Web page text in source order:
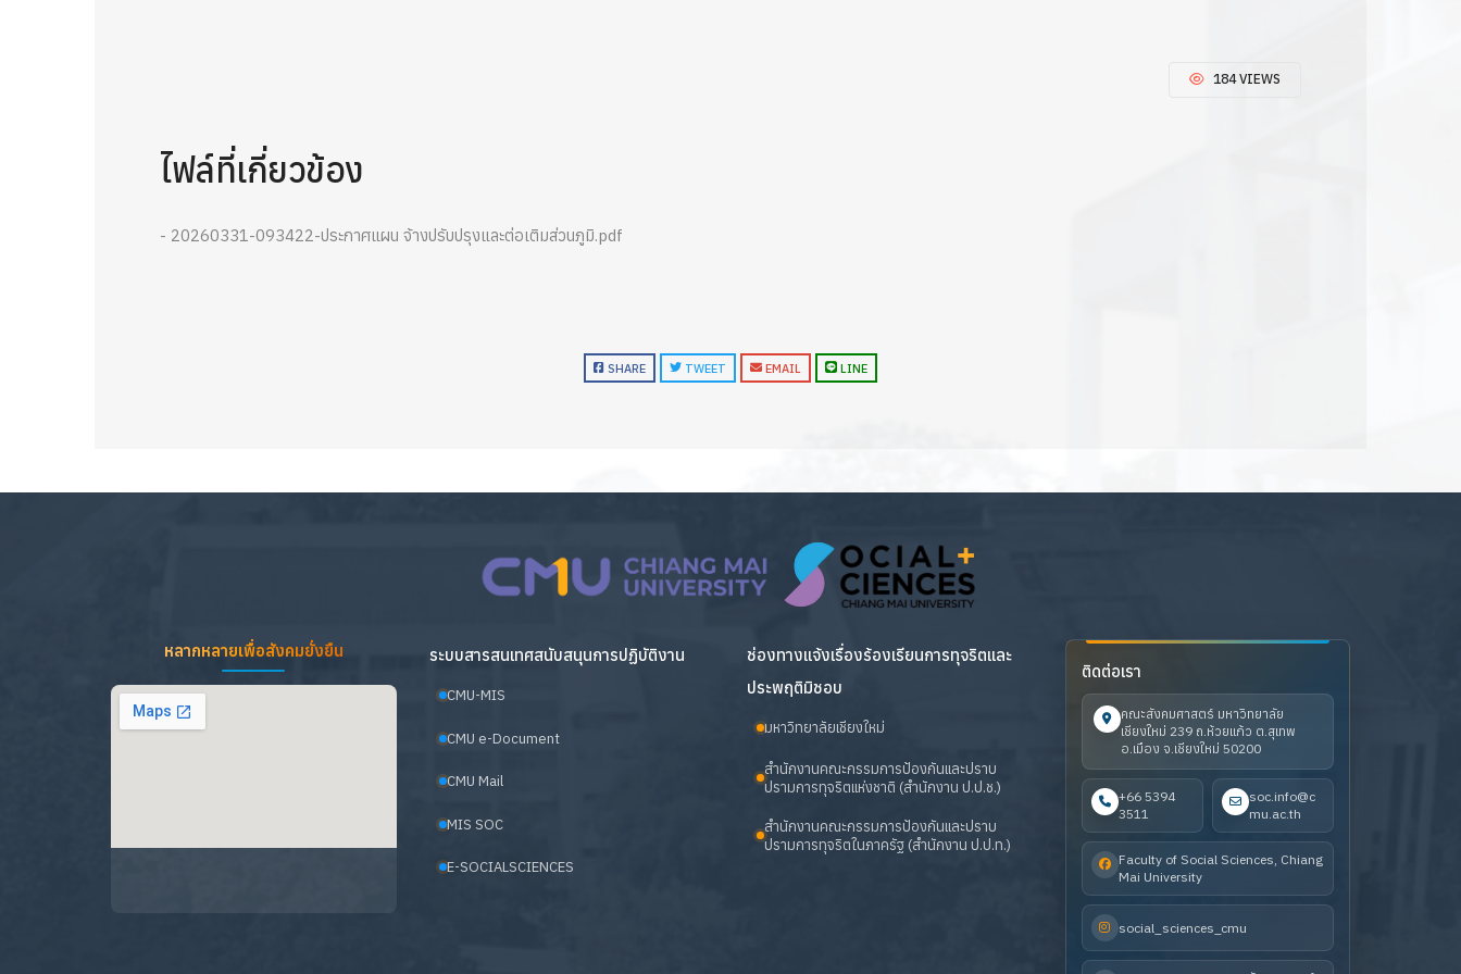
184 VIEWS
ไฟล์ที่เกี่ยวข้อง
- 20260331-093422-ประกาศแผน จ้างปรับปรุงและต่อเติมส่วนภูมิ.pdf
SHARE TWEET EMAIL LINE
หลากหลายเพื่อสังคมยั่งยืน ระบบสารสนเทศสนับสนุนการปฏิบัติงาน
CMU-MIS
CMU e-Document
CMU Mail
MIS SOC
E-SOCIALSCIENCES
ช่องทางแจ้งเรื่องร้องเรียนการทุจริตและ
ประพฤติมิชอบ
มหาวิทยาลัยเชียงใหม่
สำนักงานคณะกรรมการป้องกันและปราบ
ปรามการทุจริตแห่งชาติ (สำนักงาน ป.ป.ช.)
สำนักงานคณะกรรมการป้องกันและปราบ
ปรามการทุจริตในภาครัฐ (สำนักงาน ป.ป.ท.)
ติดต่อเรา
คณะสังคมศาสตร์ มหาวิทยาลัย
เชียงใหม่ 239 ถ.ห้วยแก้ว ต.สุเทพ
อ.เมือง จ.เชียงใหม่ 50200
+66 5394
3511
soc.info@c
mu.ac.th
Faculty of Social Sciences, Chiang
Mai University
social_sciences_cmu